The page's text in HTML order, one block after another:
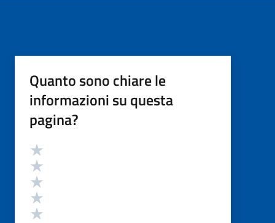
Quanto sono chiare le
informazioni su questa
pagina?
Valutazione